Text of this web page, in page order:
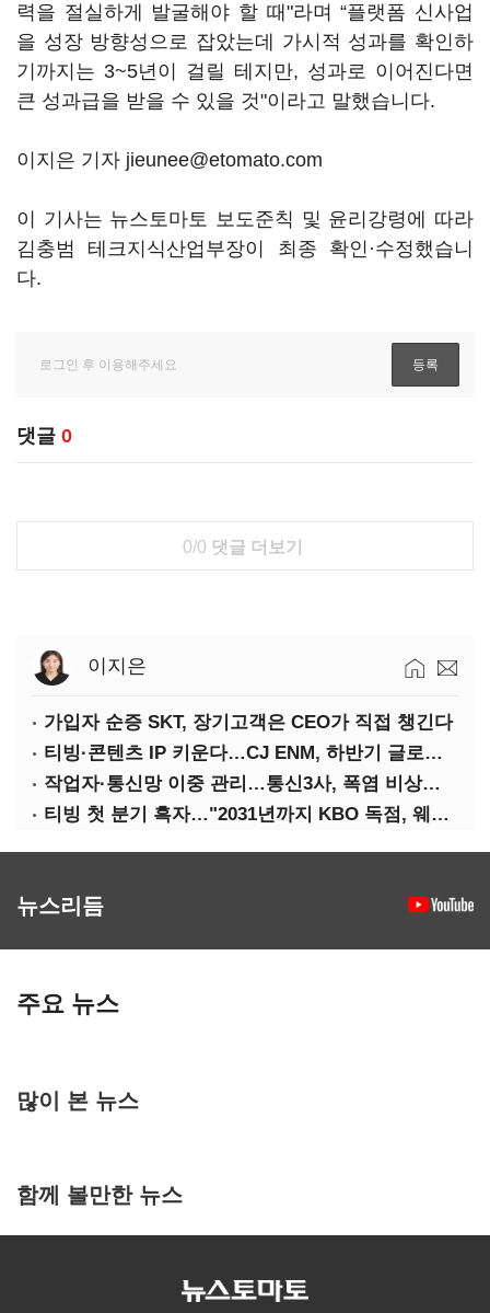
력을 절실하게 발굴해야 할 때"라며 “플랫폼 신사업
을 성장 방향성으로 잡았는데 가시적 성과를 확인하
기까지는 3~5년이 걸릴 테지만, 성과로 이어진다면
큰 성과급을 받을 수 있을 것"이라고 말했습니다.
이지은 기자 jieunee@etomato.com
이 기사는 뉴스토마토 보도준칙 및 윤리강령에 따라
김충범 테크지식산업부장이 최종 확인·수정했습니
다.
댓글 0
0/0 댓글 더보기
이지은
가입자 순증 SKT, 장기고객은 CEO가 직접 챙긴다
티빙·콘텐츠 IP 키운다…CJ ENM, 하반기 글로벌 확장 가속
작업자·통신망 이중 관리…통신3사, 폭염 비상대응 돌입
티빙 첫 분기 흑자…"2031년까지 KBO 독점, 웨이브 합병도 속도"
뉴스리듬
주요 뉴스
많이 본 뉴스
함께 볼만한 뉴스